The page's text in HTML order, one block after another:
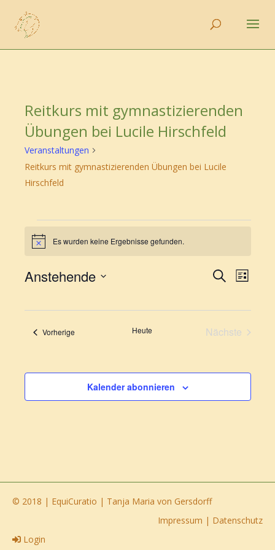
Reitkurs mit gymnastizierenden
Übungen bei Lucile Hirschfeld
Veranstaltungen
Reitkurs mit gymnastizierenden Übungen bei Lucile
Hirschfeld
Veranstaltungen
HinweisEs wurden keine Ergebnisse gefunden.
und
SucheListe
Anstehende
VorherigeVeranstaltungen Heute
Nächste
Kalender abonnieren
© 2018 | EquiCuratio | Tanja Maria von Gersdorff
Datenschutz
|
Impressum
Login